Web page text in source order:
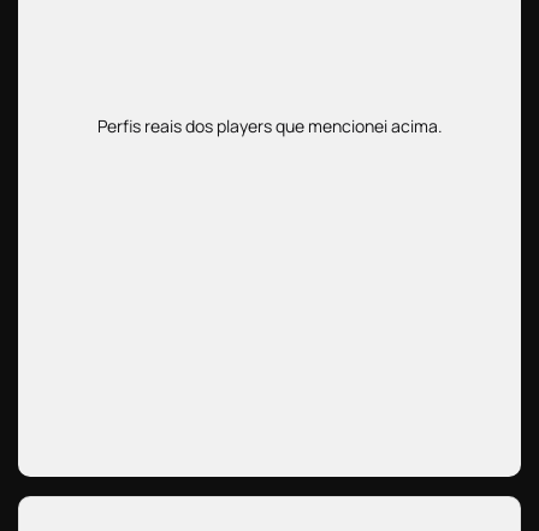
Perfis reais dos players que mencionei acima.